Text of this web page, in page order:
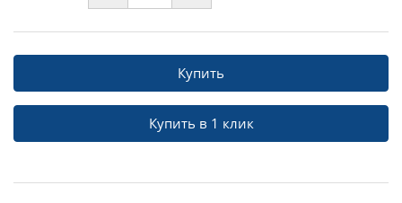
Купить
Купить в 1 клик